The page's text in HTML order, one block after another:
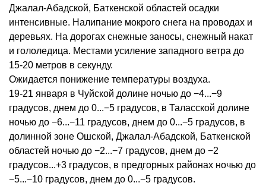
Джалал-Абадской, Баткенской областей осадки
интенсивные. Налипание мокрого снега на проводах и
деревьях. На дорогах снежные заносы, снежный накат
и гололедица. Местами усиление западного ветра до
15-20 метров в секунду.
Ожидается понижение температуры воздуха.
19-21 января в Чуйской долине ночью до −4...−9
градусов, днем до 0...−5 градусов, в Таласской долине
ночью до −6...−11 градусов, днем до 0...−5 градусов, в
долинной зоне Ошской, Джалал-Абадской, Баткенской
областей ночью до −2...−7 градусов, днем до −2
градусов...+3 градусов, в предгорных районах ночью до
−5...−10 градусов, днем до 0...−5 градусов.